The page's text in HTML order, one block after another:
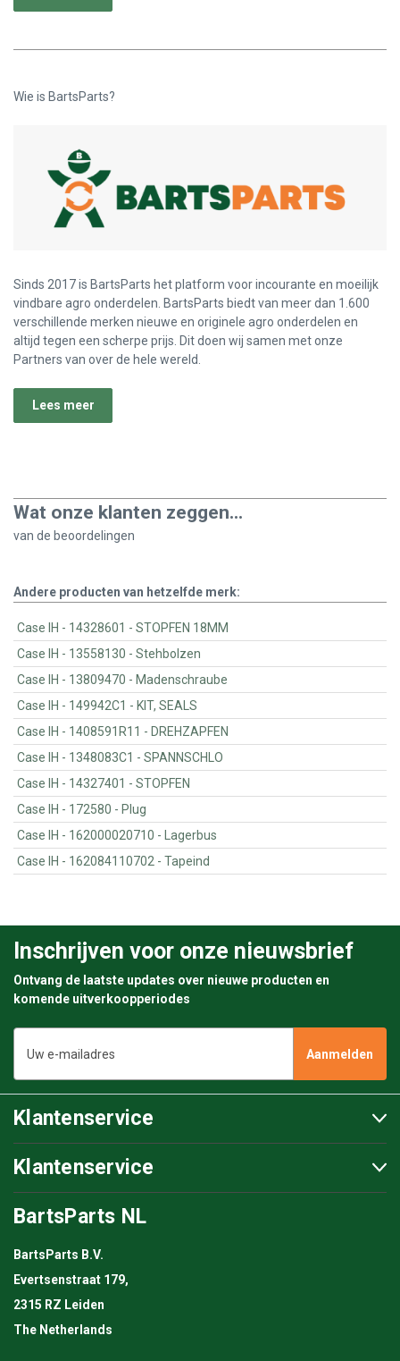
Wie is BartsParts?
Sinds 2017 is BartsParts het platform voor incourante en moeilijk
vindbare agro onderdelen. BartsParts biedt van meer dan 1.600
verschillende merken nieuwe en originele agro onderdelen en
altijd tegen een scherpe prijs. Dit doen wij samen met onze
Partners van over de hele wereld.
Lees meer
Wat onze klanten zeggen...
van de beoordelingen
Andere producten van hetzelfde merk:
Case IH - 14328601 - STOPFEN 18MM
Case IH - 13558130 - Stehbolzen
Case IH - 13809470 - Madenschraube
Case IH - 149942C1 - KIT, SEALS
Case IH - 1408591R11 - DREHZAPFEN
Case IH - 1348083C1 - SPANNSCHLO
Case IH - 14327401 - STOPFEN
Case IH - 172580 - Plug
Case IH - 162000020710 - Lagerbus
Case IH - 162084110702 - Tapeind
Inschrijven voor onze nieuwsbrief
Ontvang de laatste updates over nieuwe producten en
komende uitverkoopperiodes
mailadres
Klantenservice
Klantenservice
BartsParts NL
BartsParts B.V.
Evertsenstraat 179,
2315 RZ Leiden
The Netherlands